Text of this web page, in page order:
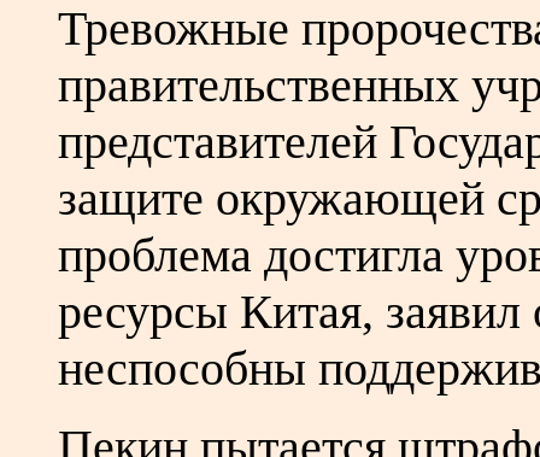
Тревожные
правительственных
представителей
защите окружающей
проблема достигла
ресурсы Китая, заявил
неспособны